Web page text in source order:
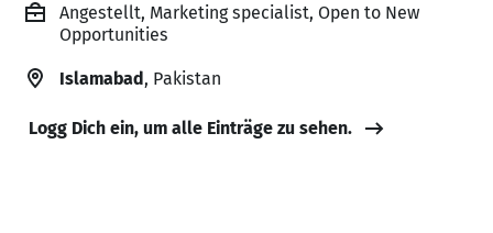
Angestellt, Marketing specialist, Open to New
Opportunities
Islamabad, Pakistan
Logg Dich ein, um alle Einträge zu sehen.